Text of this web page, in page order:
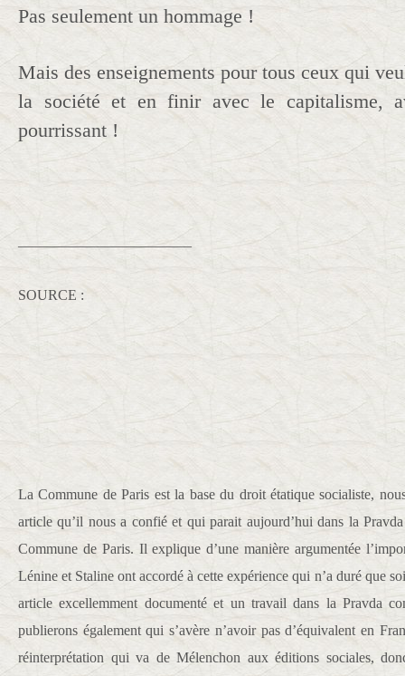
Pas seulement un hommage !
Mais des enseignements pour tous ceux qui
la société et en finir avec le capitalisme,
pourrissant !
________________________
SOURCE :
La Commune de Paris est la base du droit étatique socialiste,
article qu’il nous a confié et qui parait aujourd’hui dans la
Commune de Paris. Il explique d’une manière argumentée
Lénine et Staline ont accordé à cette expérience qui n’a duré que
article excellemment documenté et un travail dans la Pravda
publierons également qui s’avère n’avoir pas d’équivalent en
réinterprétation qui va de Mélenchon aux éditions sociales,